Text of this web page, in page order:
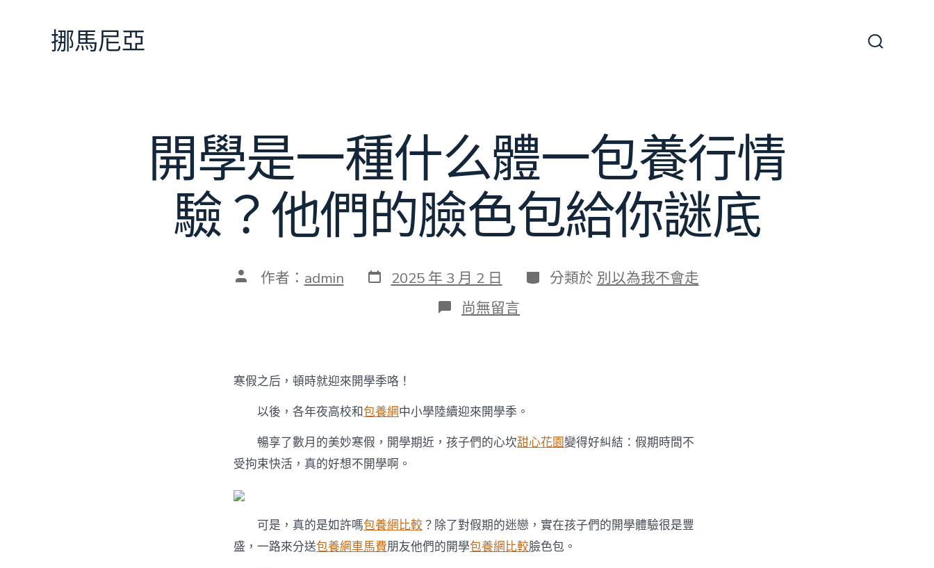
挪馬尼亞
開學是一種什么體一包養行情
驗？他們的臉色包給你謎底
文 作者： admin 發
表
2025 年 3 月 2 日 分
類
分類於 別以為我不會走
在
〈開
么
體
一
包
他
們
的
臉
尚無留言
寒假之后，頓時就迎來開學季咯！
以後，各年夜高校和包養網中小學陸續迎來開學季。
暢享了數月的美妙寒假，開學期近，孩子們的心坎甜心花園變得好糾結：假期時間不
受拘束快活，真的好想不開學啊。
可是，真的是如許嗎包養網比較 ？除了對假期的迷戀，實在孩子們的開學體驗很是豐
盛，一路來分送包養網車馬費朋友他們的開學包養網比較臉色包。